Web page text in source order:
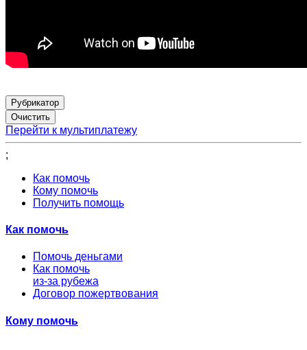
Рубрикатор
Перейти к мультиплатежу
;
Как помочь
Кому помочь
Получить помощь
Как помочь
Помочь деньгами
Как помочь
из-за рубежа
Договор пожертвования
Кому помочь